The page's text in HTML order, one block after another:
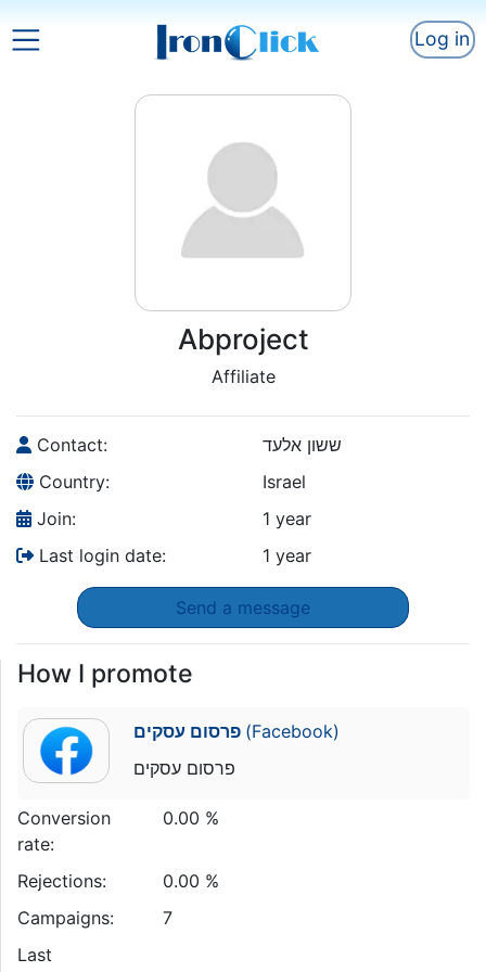
Log in
Abproject
Affiliate
Contact:
ששון אלעד
Country:
Israel
Join:
1 year
Last login date:
1 year
Send a message
How I promote
פרסום עסקים (Facebook)
פרסום עסקים
Conversion
rate:
0.00 %
Rejections:
0.00 %
Campaigns:
7
Last